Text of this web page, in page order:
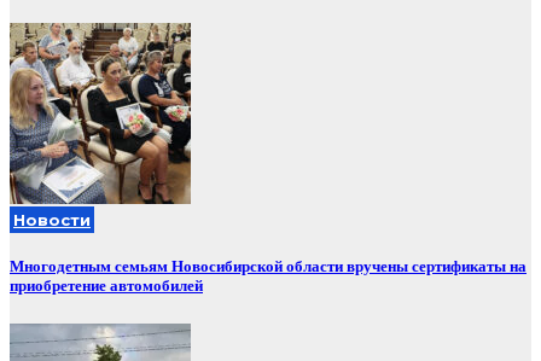
Новости
Многодетным семьям Новосибирской области вручены сертификаты на
приобретение автомобилей